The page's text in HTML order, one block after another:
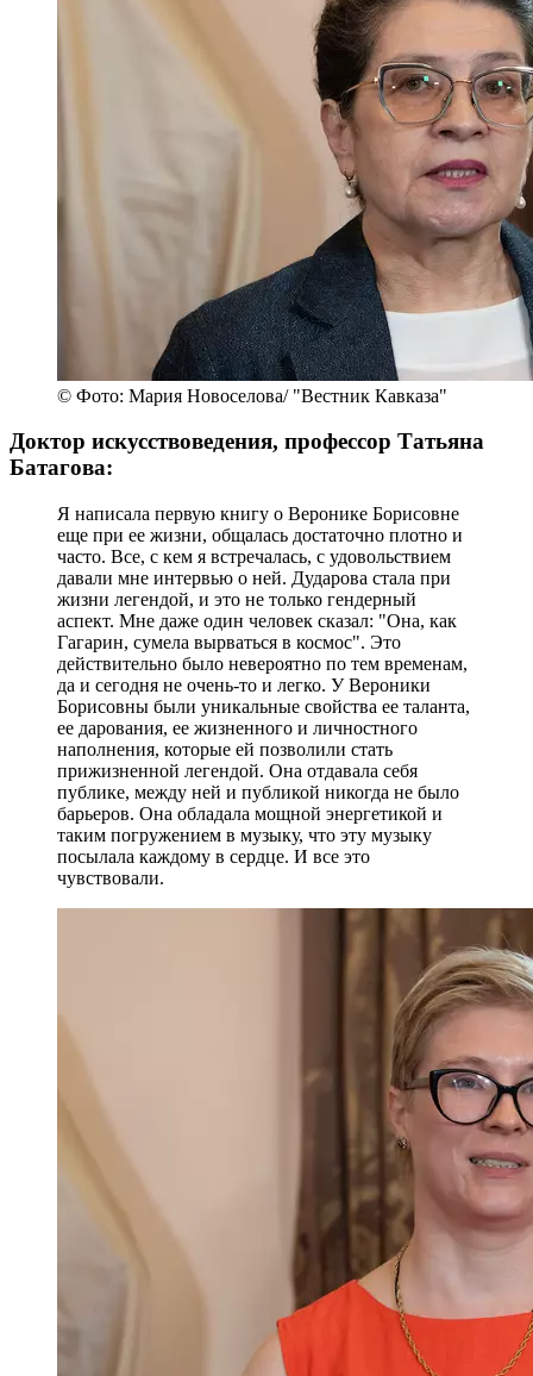
© Фото: Мария Новоселова/ "Вестник Кавказа"
Доктор искусствоведения, профессор Татьяна
Батагова:
Я написала первую книгу о Веронике Борисовне
еще при ее жизни, общалась достаточно плотно и
часто. Все, с кем я встречалась, с удовольствием
давали мне интервью о ней. Дударова стала при
жизни легендой, и это не только гендерный
аспект. Мне даже один человек сказал: "Она, как
Гагарин, сумела вырваться в космос". Это
действительно было невероятно по тем временам,
да и сегодня не очень-то и легко. У Вероники
Борисовны были уникальные свойства ее таланта,
ее дарования, ее жизненного и личностного
наполнения, которые ей позволили стать
прижизненной легендой. Она отдавала себя
публике, между ней и публикой никогда не было
барьеров. Она обладала мощной энергетикой и
таким погружением в музыку, что эту музыку
посылала каждому в сердце. И все это
чувствовали.